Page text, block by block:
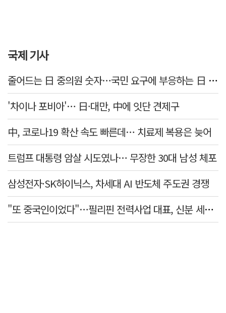
국제 기사
줄어드는 日 중의원 숫자…국민 요구에 부응하는 日 정치권
'차이나 포비아'… 日·대만, 中에 잇단 견제구
中, 코로나19 확산 속도 빠른데… 치료제 복용은 늦어
트럼프 대통령 암살 시도였나… 무장한 30대 남성 체포
삼성전자·SK하이닉스, 차세대 AI 반도체 주도권 경쟁
"또 중국인이었다"…필리핀 전력사업 대표, 신분 세탁 들통